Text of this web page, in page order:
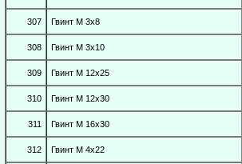
307 Гвинт М 3х8
308 Гвинт М 3х10
309 Гвинт М 12х25
310 Гвинт М 12х30
311 Гвинт М 16х30
312 Гвинт М 4х22